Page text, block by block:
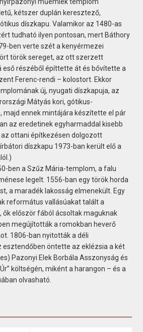
kétszer duplán keresztező,
díszkapu. Valamikor az 1480-as
tudható ilyen pontosan, mert Báthory
ben verte szét a kenyérmezei
török sereget, az ott szerzett
eső részéből építtette át és bővítette a
Ferenc-rendi – kolostort. Ekkor
új, nyugati díszkapuja, az
Mátyás kori, gótikus-
majd ennek mintájára készítette el pár
az eredetinek egyharmaddal kisebb
ottani építkezésen dolgozott
díszkapu 1973-ban került elő a
ben a Szűz Mária-templom, a falu
legelt. 1556-ban egy török horda
a maradék lakosság elmenekült. Egy
református vallásúakat talált a
először fából ácsoltak maguknak
megújították a romokban heverő
1806-ban nyitották a déli
esztendőben öntette az eklézsia a két
Pazonyi Elek Borbála Asszonyság és
költségén, miként a harangon – és a
olvasható.